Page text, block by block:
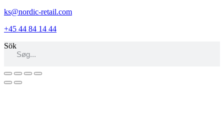
ks@nordic-retail.com
+45 44 84 14 44
Sök